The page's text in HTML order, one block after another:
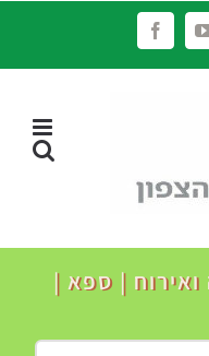
YouTube
Facebook
ואירוח | ספא |